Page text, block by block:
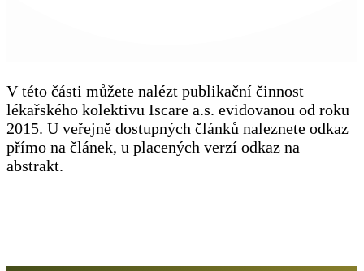
V této části můžete nalézt publikační činnost
lékařského kolektivu Iscare a.s. evidovanou od roku
2015. U veřejně dostupných článků naleznete odkaz
přímo na článek, u placených verzí odkaz na
abstrakt.